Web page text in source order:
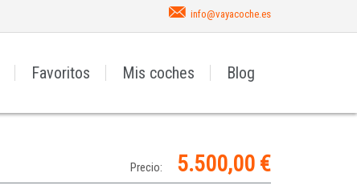
info@vayacoche.es
Favoritos Mis coches Blog
Precio: 5.500,00 €